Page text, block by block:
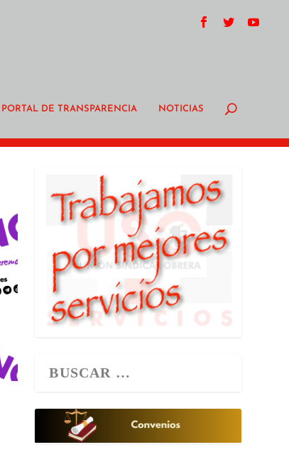
PORTAL DE TRANSPARENCIA NOTICIAS